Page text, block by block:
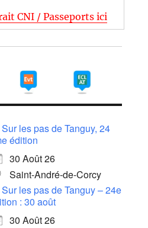
CNI / Passeports ici
Sur les pas de Tanguy, 24
édition
30 Août 26
Saint-André-de-Corcy
Sur les pas de Tanguy – 24e
: 30 août
30 Août 26